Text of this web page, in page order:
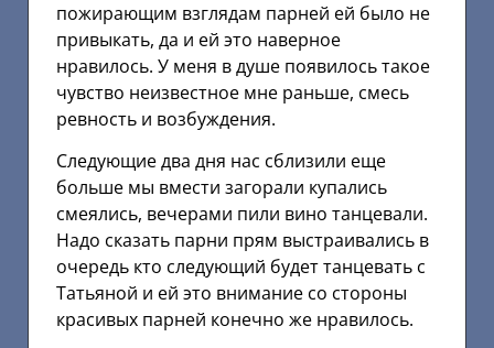
пожирающим взглядам парней ей было не
привыкать, да и ей это наверное
нравилось. У меня в душе появилось такое
чувство неизвестное мне раньше, смесь
ревность и возбуждения.
Следующие два дня нас сблизили еще
больше мы вмести загорали купались
смеялись, вечерами пили вино танцевали.
Надо сказать парни прям выстраивались в
очередь кто следующий будет танцевать с
Татьяной и ей это внимание со стороны
красивых парней конечно же нравилось.